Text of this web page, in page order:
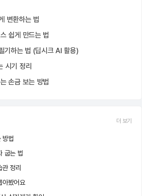
변환하는 법
쉽게 만드는 법
기하는 법 (딥시크 AI 활용)
시기 정리
손금 보는 방법
더 보기
방법
굽는 법
정리
아봤어요